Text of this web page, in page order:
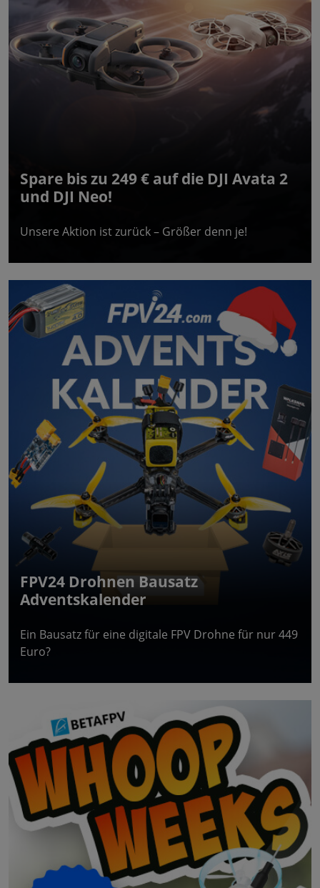
Spare bis zu 249 € auf die DJI Avata 2
und DJI Neo!
Unsere Aktion ist zurück – Größer denn je!
FPV24 Drohnen Bausatz
Adventskalender
Ein Bausatz für eine digitale FPV Drohne für nur 449
Euro?